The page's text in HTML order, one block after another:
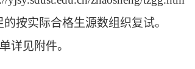
按实际合格生源数组织复试。
详见附件。